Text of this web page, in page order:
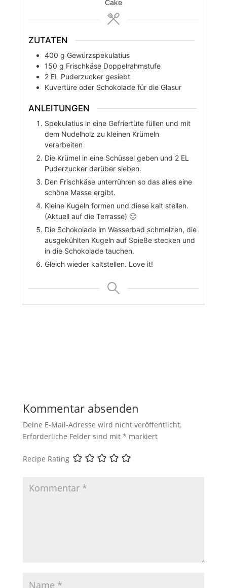
Cake
ZUTATEN
400 g Gewürzspekulatius
150 g Frischkäse Doppelrahmstufe
2 EL Puderzucker gesiebt
Kuvertüre oder Schokolade für die Glasur
ANLEITUNGEN
Spekulatius in eine Gefriertüte füllen und mit
dem Nudelholz zu kleinen Krümeln
verarbeiten
Die Krümel in eine Schüssel geben und 2 EL
Puderzucker darüber sieben.
Den Frischkäse unterrühren so das alles eine
schöne Masse ergibt.
Kleine Kugeln formen und diese kalt stellen.
(Aktuell auf die Terrasse) 🙂
Die Schokolade im Wasserbad schmelzen, die
ausgekühlten Kugeln auf Spieße stecken und
in die Schokolade tauchen.
Gleich wieder kaltstellen. Love it!
Kommentar absenden
Deine E-Mail-Adresse wird nicht veröffentlicht.
Erforderliche Felder sind mit * markiert
Recipe Rating